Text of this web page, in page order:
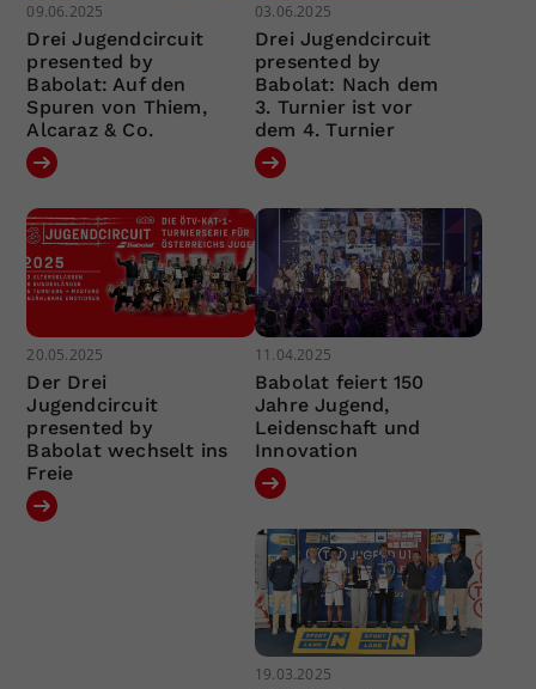
09.06.2025
Drei Jugendcircuit
presented by
Babolat: Auf den
Spuren von Thiem,
Alcaraz & Co.
03.06.2025
Drei Jugendcircuit
presented by
Babolat: Nach dem
3. Turnier ist vor
dem 4. Turnier
20.05.2025
Der Drei
Jugendcircuit
presented by
Babolat wechselt ins
Freie
11.04.2025
Babolat feiert 150
Jahre Jugend,
Leidenschaft und
Innovation
19.03.2025